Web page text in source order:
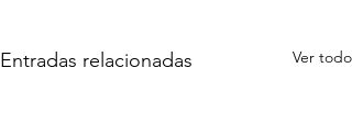
Entradas relacionadas Ver todo